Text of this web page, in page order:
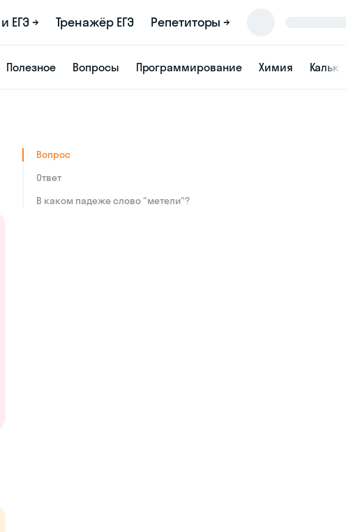
ЕГЭ → Тренажёр ЕГЭ Репетиторы →
Полезное Вопросы Программирование Химия
Вопрос
Ответ
В каком падеже слово "метели"?